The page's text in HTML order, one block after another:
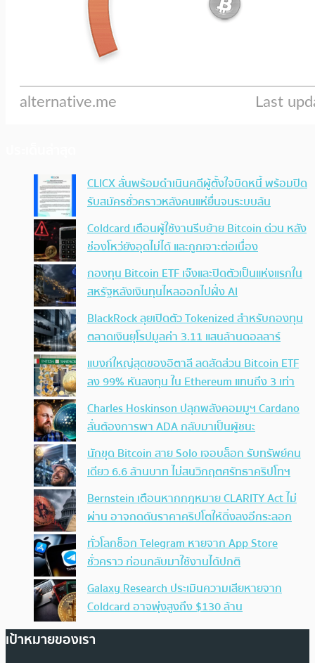
CLICX ลั่นพร้อมดำเนินคดีผู้ตั้งใจบิดหนี้ พร้อมปิด
รับสมัครชั่วคราวหลังคนแห่ยื่นจนระบบล้น
Coldcard เตือนผู้ใช้งานรีบย้าย Bitcoin ด่วน หลัง
ช่องโหว่ยังอุดไม่ได้ และถูกเจาะต่อเนื่อง
กองทุน Bitcoin ETF เจ๊งและปิดตัวเป็นแห่งแรกใน
สหรัฐหลังเงินทุนไหลออกไปฝั่ง AI
BlackRock ลุยเปิดตัว Tokenized สำหรับกองทุน
ตลาดเงินยุโรปมูลค่า 3.11 แสนล้านดอลลาร์
แบงก์ใหญ่สุดของอิตาลี ลดสัดส่วน Bitcoin ETF
ลง 99% หันลงทุน ใน Ethereum แทนถึง 3 เท่า
Charles Hoskinson ปลุกพลังคอมมูฯ Cardano
ลั่นต้องการพา ADA กลับมาเป็นผู้ชนะ
นักขุด Bitcoin สาย Solo เจอบล็อก รับทรัพย์คน
เดียว 6.6 ล้านบาท ไม่สนวิกฤตศรัทธาคริปโทฯ
Bernstein เตือนหากกฎหมาย CLARITY Act ไม่
ผ่าน อาจกดดันราคาคริปโตให้ดิ่งลงอีกระลอก
ทั่วโลกช็อก Telegram หายจาก App Store
ชั่วคราว ก่อนกลับมาใช้งานได้ปกติ
Galaxy Research ประเมินความเสียหายจาก
Coldcard อาจพุ่งสูงถึง $130 ล้าน
เป้าหมายของเรา